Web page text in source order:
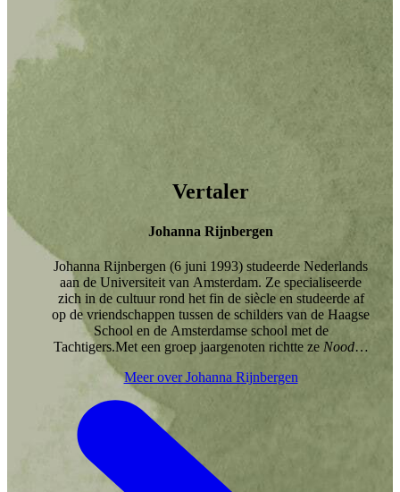
Vertaler
Johanna Rijnbergen
Johanna Rijnbergen (6 juni 1993) studeerde Nederlands
aan de Universiteit van Amsterdam. Ze specialiseerde
zich in de cultuur rond het fin de siècle en studeerde af
op de vriendschappen tussen de schilders van de Haagse
School en de Amsterdamse school met de
Tachtigers.Met een groep jaargenoten richtte ze Noodlot
op, een literaire cirkel waarbij gezamenlijk wordt
gegeten, gedronken en over literatuur wordt gesproken,
geheel in stijl van het fin de siècle.Al tijdens haar studie
werkte Johanna als proeflezer voor diverse literaire
uitgeverijen. Inmiddels is ze fulltime corrector,
persklaarmaker en vertaler. Ze werkt het liefst van laat
op de middag tot diep in de nacht. Als ze vastzit met een
vertaling loopt ze het liefst door nachtelijk Amsterdam
Meer over Johanna Rijnbergen